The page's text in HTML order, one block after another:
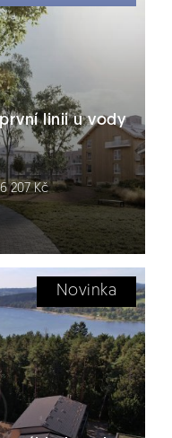
linii u vody
207 Kč
Novinka